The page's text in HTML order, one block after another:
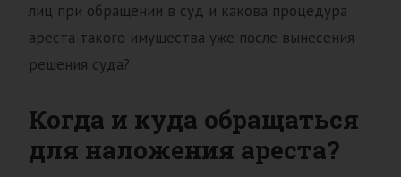
лиц при обращении в суд и какова процедура
ареста такого имущества уже после вынесения
решения суда?
Когда и куда обращаться
для наложения ареста?